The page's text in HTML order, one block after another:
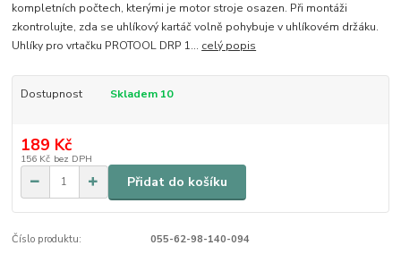
kompletních počtech, kterými je motor stroje osazen. Při montáži
zkontrolujte, zda se uhlíkový kartáč volně pohybuje v uhlíkovém držáku.
Uhlíky pro vrtačku PROTOOL DRP 1... celý popis
Dostupnost Skladem 10
189 Kč
156 Kč bez DPH
Přidat do košíku
Číslo produktu: 055-62-98-140-094